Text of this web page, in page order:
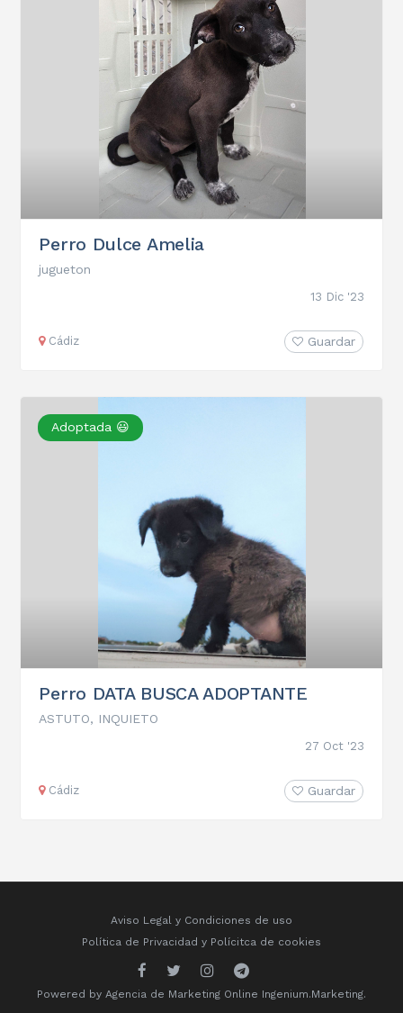
Perro Dulce Amelia
jugueton
13 Dic '23
Cádiz Guardar
Adoptada 😃
Perro DATA BUSCA ADOPTANTE
ASTUTO, INQUIETO
27 Oct '23
Cádiz Guardar
Aviso Legal y Condiciones de uso
Política de Privacidad y Polícitca de cookies
Powered by Agencia de Marketing Online Ingenium.Marketing.